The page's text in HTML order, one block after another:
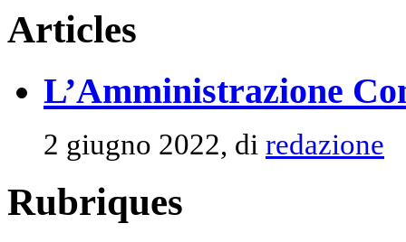
Articles
L’Amministrazione
2 giugno 2022, di redazione
Rubriques